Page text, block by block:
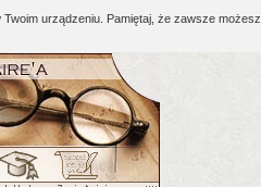
urządzeniu. Pamiętaj, że zawsze możesz